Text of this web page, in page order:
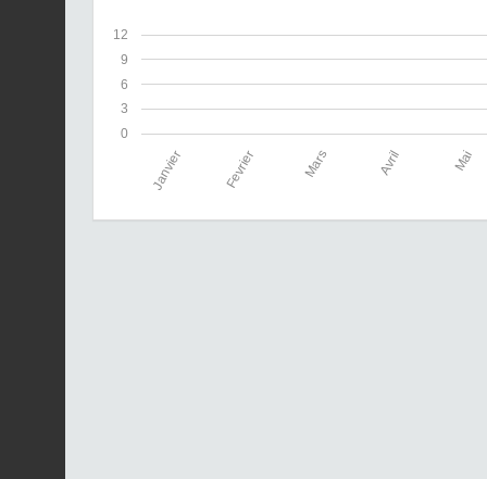
0
3
6
9
12
Mai
Avril
Mars
Fevrier
Janvier